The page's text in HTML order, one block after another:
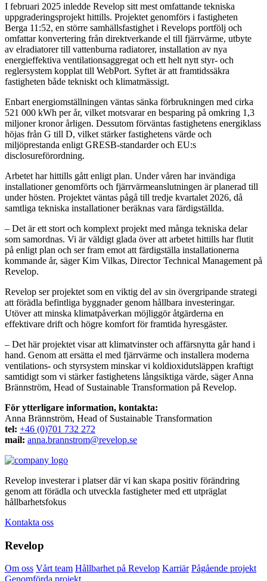
I februari 2025 inledde Revelop sitt mest omfattande tekniska
uppgraderingsprojekt hittills. Projektet genomförs i fastigheten
Berga 11:52, en större samhällsfastighet i Revelops portfölj och
omfattar konvertering från direktverkande el till fjärrvärme, utbyte
av elradiatorer till vattenburna radiatorer, installation av nya
energieffektiva ventilationsaggregat och ett helt nytt styr- och
reglersystem kopplat till WebPort. Syftet är att framtidssäkra
fastigheten både tekniskt och klimatmässigt.
Enbart energiomställningen väntas sänka förbrukningen med cirka
521 000 kWh per år, vilket motsvarar en besparing på omkring 1,3
miljoner kronor årligen. Dessutom förväntas fastighetens energiklass
höjas från G till D, vilket stärker fastighetens värde och
miljöprestanda enligt GRESB-standarder och EU:s
disclosureförordning.
Arbetet har hittills gått enligt plan. Under våren har invändiga
installationer genomförts och fjärrvärmeanslutningen är planerad till
under hösten. Projektet väntas pågå till tredje kvartalet 2026, då
samtliga tekniska installationer beräknas vara färdigställda.
– Det är ett stort och komplext projekt med många tekniska delar
som samordnas. Vi är väldigt glada över att arbetet hittills har flutit
på enligt plan och ser fram emot att färdigställa installationerna
kommande år, säger Kim Vilkas, Director Technical Management på
Revelop.
Revelop ser projektet som en viktig del av sin övergripande strategi
att förädla befintliga byggnader genom hållbara investeringar.
Utöver att minska klimatpåverkan möjliggör åtgärderna en
effektivare drift och högre komfort för framtida hyresgäster.
– Det här projektet visar att klimatvinster och affärsnytta går hand i
hand. Genom att ersätta el med fjärrvärme och installera moderna
ventilations- och styrsystem minskar vi koldioxidutsläppen kraftigt
samtidigt som vi stärker fastighetens långsiktiga värde, säger Anna
Brännström, Head of Sustainable Transformation på Revelop.
För ytterligare information, kontakta:
Anna Brännström, Head of Sustainable Transformation
tel: +46 (0)701 732 272
mail: anna.brannstrom@revelop.se
Revelop investerar i platser där vi kan skapa positiv förändring
genom att förädla och utveckla fastigheter med ett utpräglat
hållbarhetsfokus
Kontakta oss
Revelop
Om oss Vårt team Hållbarhet på Revelop Karriär Pågående projekt